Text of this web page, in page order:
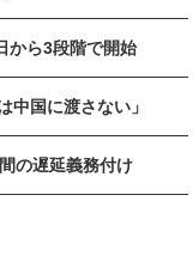
から3段階で開始
中国に渡さない」
の遅延義務付け